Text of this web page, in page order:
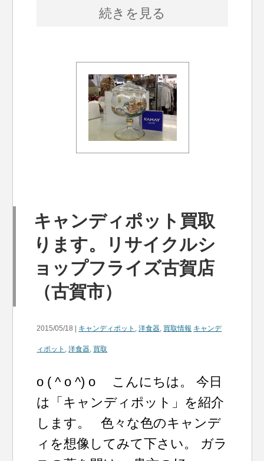
続きを見る
キャンディポット買取
ります。リサイクルシ
ョップフライズ古賀店
（古賀市）
2015/05/18 | キャンディポット ,洋食器, 買取情報 キャンデ
ィポット ,洋食器, 買取
o ( ^ o ^) o こんにちは。 今日
は「キャンディポット」を紹介
します。 色々な色のキャンデ
ィを想像してみて下さい。 ガラ